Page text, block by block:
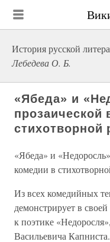
История русской
Лебедева О. Б.
«Ябеда» и
прозаической
стихотворной
«Ябеда» и
комедии в
Из всех комедийных
демонстрирует в
к поэтике
Васильевича